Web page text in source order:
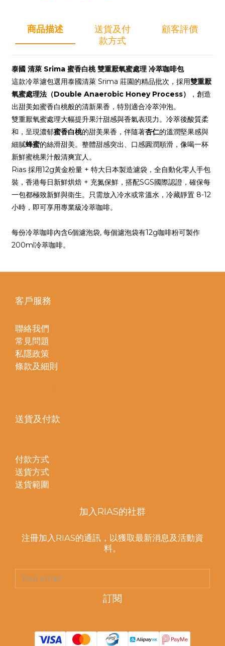
商品描述
送貨及付
款方式
顧客評價
泰國 清萊 Srima 蜜香白桃 雙重厭氧蜜處理 冷萃咖啡包
這款冷萃濾包選用泰國清萊 Srima 莊園的精品批次，採用雙重厭
氧蜜處理法（Double Anaerobic Honey Process）
，創造
出甜美如蜜香白桃般的清新果香，特別適合冷萃沖泡。
雙重厭氧蜜處理大幅提升果汁甜感與香氣表現力。冷萃後酸質柔
和，呈現濃郁蜜香白桃的甜美果香，伴隨著杏仁的溫潤堅果感與
細膩蜂蜜的絲滑甜美。整體甜感突出、口感圓潤順滑，像喝一杯
新鮮蜜桃果汁般清爽宜人。
Rias 採用12g黃金粉量 + 特大日本製造濾袋，全自動化零人手包
裝，香港每日新鮮烘焙 + 充氮保鮮，搭配SGS國際認證，確保每
一包都極致新鮮與衛生。只需放入冷水或常溫水，冷藏靜置 8-12
小時，即可享用專業級冷萃咖啡。
每份冷萃咖啡內含6個濾泡袋, 每個濾泡袋有12g咖啡粉可製作
200ml冷萃咖啡。
客戶服務
聯絡我們
常見問題
私隱政策
條款及細則
送貨及付款
付款方式
送貨方式
送貨範圍
加入RIAS的社群
注冊加入RIAS的通訊，以獲取最新消息及活動資
料。
訂閱